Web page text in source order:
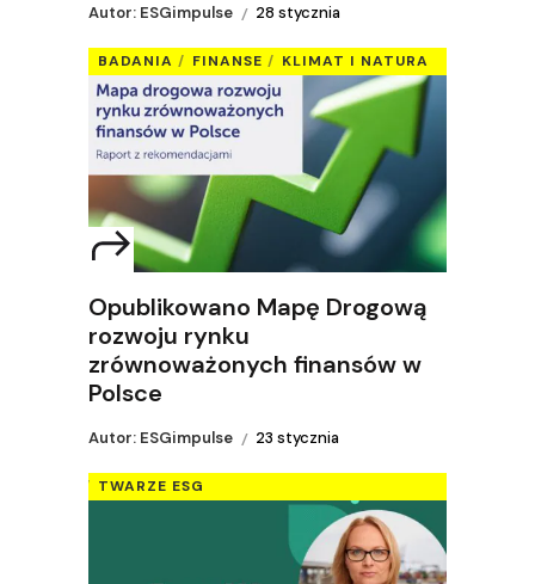
Autor: ESGimpulse 28 stycznia
BADANIA FINANSE KLIMAT I NATURA
Opublikowano Mapę Drogową
rozwoju rynku
zrównoważonych finansów w
Polsce
Autor: ESGimpulse 23 stycznia
TWARZE ESG